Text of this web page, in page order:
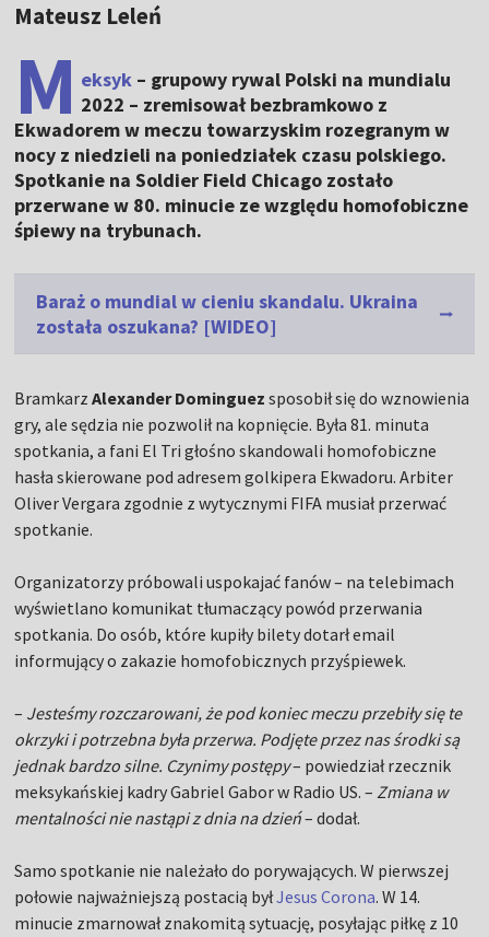
Mateusz Leleń
M eksyk – grupowy rywal Polski na mundialu
2022 – zremisował bezbramkowo z
Ekwadorem w meczu towarzyskim rozegranym w
nocy z niedzieli na poniedziałek czasu polskiego.
Spotkanie na Soldier Field Chicago zostało
przerwane w 80. minucie ze względu homofobiczne
śpiewy na trybunach.
Baraż o mundial w cieniu skandalu. Ukraina
została oszukana? [WIDEO]
BramkarzAlexander Dominguez sposobił się do wznowienia
gry, ale sędzia nie pozwolił na kopnięcie. Była 81. minuta
spotkania, a fani El Tri głośno skandowali homofobiczne
hasła skierowane pod adresem golkipera Ekwadoru. Arbiter
Oliver Vergara zgodnie z wytycznymi FIFA musiał przerwać
spotkanie.
Organizatorzy próbowali uspokajać fanów – na telebimach
wyświetlano komunikat tłumaczący powód przerwania
spotkania. Do osób, które kupiły bilety dotarł email
informujący o zakazie homofobicznych przyśpiewek.
– Jesteśmy rozczarowani, że pod koniec meczu przebiły się te
okrzyki i potrzebna była przerwa. Podjęte przez nas środki są
jednak bardzo silne. Czynimy postępy– powiedział rzecznik
meksykańskiej kadry Gabriel Gabor w Radio US. –Zmiana w
mentalności nie nastąpi z dnia na dzień– dodał.
Samo spotkanie nie należało do porywających. W pierwszej
połowie najważniejszą postacią byłJesus Corona. W 14.
minucie zmarnował znakomitą sytuację, posyłając piłkę z 10